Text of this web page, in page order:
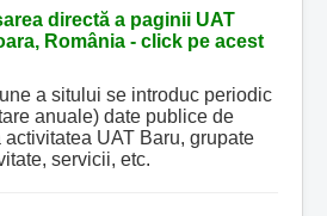
directă a paginii UAT
România - click pe acest
a sitului se introduc periodic
anuale) date publice de
UAT Baru, grupate
servicii, etc.